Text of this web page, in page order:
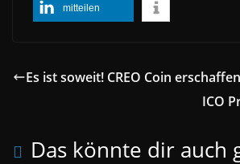
mitteilen
Es ist soweit! CREO Coin
ICO
Das könnte dir auch